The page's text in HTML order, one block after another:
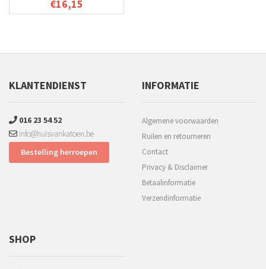
€16,15
KLANTENDIENST
016 23 54 52
info@huisvankatoen.be
Bestelling herroepen
INFORMATIE
Algemene voorwaarden
Ruilen en retourneren
Contact
Privacy & Disclaimer
Betaalinformatie
Verzendinformatie
SHOP